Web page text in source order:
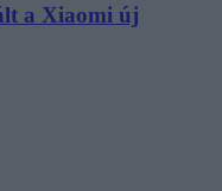
a Xiaomi új